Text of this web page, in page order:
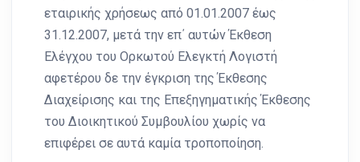
εταιρικής χρήσεως από 01.01.2007 έως
31.12.2007, μετά την επ΄ αυτών Έκθεση
Ελέγχου του Ορκωτού Ελεγκτή Λογιστή
αφετέρου δε την έγκριση της Έκθεσης
Διαχείρισης και της Επεξηγηματικής Έκθεσης
του Διοικητικού Συμβουλίου χωρίς να
επιφέρει σε αυτά καμία τροποποίηση.